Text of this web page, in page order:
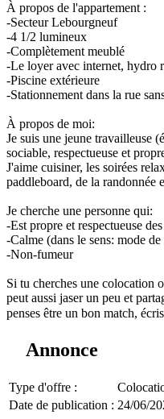
À propos de l'appartement :
-Secteur Lebourgneuf
-4 1/2 lumineux
-Complètement meublé
-Le loyer avec internet, hydro
-Piscine extérieure
-Stationnement dans la rue
À propos de moi:
Je suis une jeune travailleuse
sociable, respectueuse et
J'aime cuisiner, les soirées
paddleboard, de la randonnée
Je cherche une personne qui:
-Est propre et respectueuse
-Calme (dans le sens: mode
-Non-fumeur
Si tu cherches une colocation
peut aussi jaser un peu et
penses être un bon match,
Annonce
Type d'offre :
Date de publication : 24/06/